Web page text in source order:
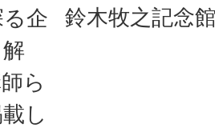
企
ら
し
鈴木牧之記念